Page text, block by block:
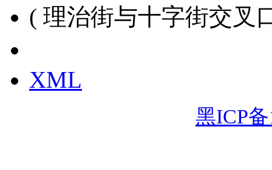
( 理治街与十字街交叉
XML
黑ICP备